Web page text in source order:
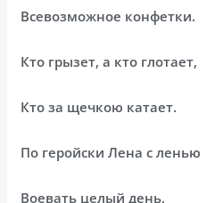
Всевозможное конфетки.
Кто грызет, а кто глотает,
Кто за щечкою катает.
По геройски Лена с ленью
Воевать целый день,